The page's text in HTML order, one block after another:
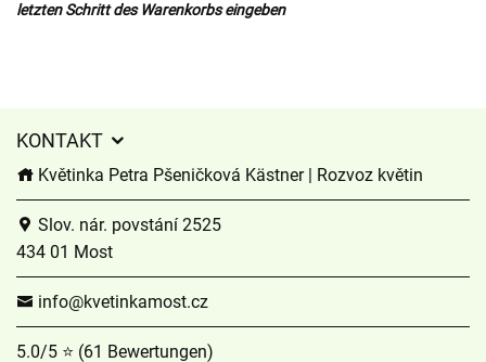
letzten Schritt des Warenkorbs eingeben
KONTAKT
Květinka Petra Pšeničková Kästner | Rozvoz květin
Slov. nár. povstání 2525
434 01 Most
info@kvetinkamost.cz
5.0/5 ⭐ (61 Bewertungen)